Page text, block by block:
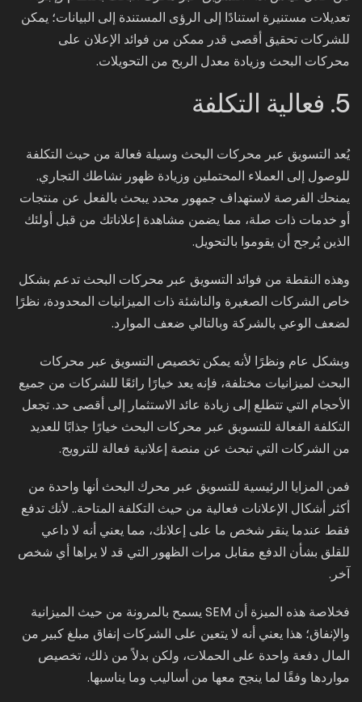
تعديلات مستنيرة استنادًا إلى الرؤى المستندة إلى البيانات؛ يمكن
للشركات تحقيق أقصى قدر ممكن من فوائد الإعلان على
محركات البحث وزيادة معدل الربح من التحويلات.
5. فعالية التكلفة
يُعد التسويق عبر محركات البحث وسيلة فعالة من حيث التكلفة
للوصول إلى العملاء المحتملين وزيادة ظهور نشاطك التجاري.
يمنحك الفرصة لاستهداف جمهور محدد يبحث بالفعل عن منتجات
أو خدمات ذات صلة، مما يضمن مشاهدة إعلاناتك من قبل أولئك
الذين يُرجح أن يقوموا بالتحويل.
وهذه النقطة من فوائد التسويق عبر محركات البحث تدعم بشكل
خاص الشركات الصغيرة والناشئة ذات الميزانيات المحدودة، نظرًا
لضعف الوعي بالشركة وبالتالي ضعف الموارد.
وبشكل عام ونظرًا لأنه يمكن تخصيص التسويق عبر محركات
البحث لميزانيات مختلفة، فإنه يعد خيارًا رائعًا للشركات من جميع
الأحجام التي تتطلع إلى زيادة عائد الاستثمار إلى أقصى حد. تجعل
التكلفة الفعالة للتسويق عبر محركات البحث خيارًا جذابًا للعديد
من الشركات التي تبحث عن منصة إعلانية فعالة للترويج.
فمن المزايا الرئيسية للتسويق عبر محرك البحث أنها واحدة من
أكثر أشكال الإعلانات فعالية من حيث التكلفة المتاحة.. لأنك تدفع
فقط عندما ينقر شخص ما على إعلانك، مما يعني أنه لا داعي
للقلق بشأن الدفع مقابل مرات الظهور التي قد لا يراها أي شخص
آخر.
فخلاصة هذه الميزة أن SEM يسمح بالمرونة من حيث الميزانية
والإنفاق؛ هذا يعني أنه لا يتعين على الشركات إنفاق مبلغ كبير من
المال دفعة واحدة على الحملات، ولكن بدلاً من ذلك، تخصيص
مواردها وفقًا لما ينجح معها من أساليب وما يناسبها.